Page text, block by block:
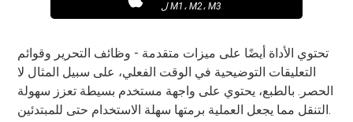
ل M1، M2، M3
تحتوي الأداة أيضًا على ميزات متقدمة - وظائف التحرير وقوائم
التعليقات التوضيحية في الوقت الفعلي، على سبيل المثال لا
الحصر. بالطبع، يحتوي على واجهة مستخدم بسيطة تعزز سهولة
التنقل مما يجعل العملية برمتها سهلة الاستخدام حتى للمبتدئين.